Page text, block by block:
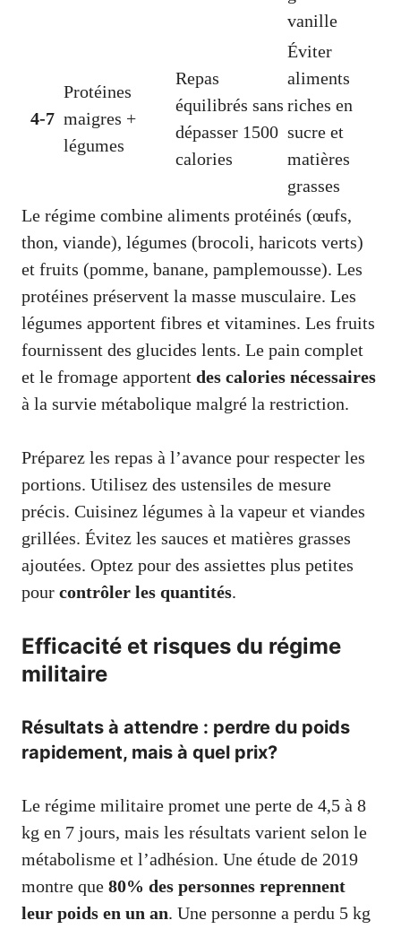
vanille
4-7
Protéines
maigres +
légumes
Repas
équilibrés sans
dépasser 1500
calories
Éviter
aliments
riches en
sucre et
matières
grasses
Le régime combine aliments protéinés (œufs,
thon, viande), légumes (brocoli, haricots verts)
et fruits (pomme, banane, pamplemousse). Les
protéines préservent la masse musculaire. Les
légumes apportent fibres et vitamines. Les fruits
fournissent des glucides lents. Le pain complet
et le fromage apportent des calories nécessaires
à la survie métabolique malgré la restriction.
Préparez les repas à l’avance pour respecter les
portions. Utilisez des ustensiles de mesure
précis. Cuisinez légumes à la vapeur et viandes
grillées. Évitez les sauces et matières grasses
ajoutées. Optez pour des assiettes plus petites
pour contrôler les quantités.
Efficacité et risques du régime
militaire
Résultats à attendre : perdre du poids
rapidement, mais à quel prix?
Le régime militaire promet une perte de 4,5 à 8
kg en 7 jours, mais les résultats varient selon le
métabolisme et l’adhésion. Une étude de 2019
montre que 80% des personnes reprennent
leur poids en un an. Une personne a perdu 5 kg